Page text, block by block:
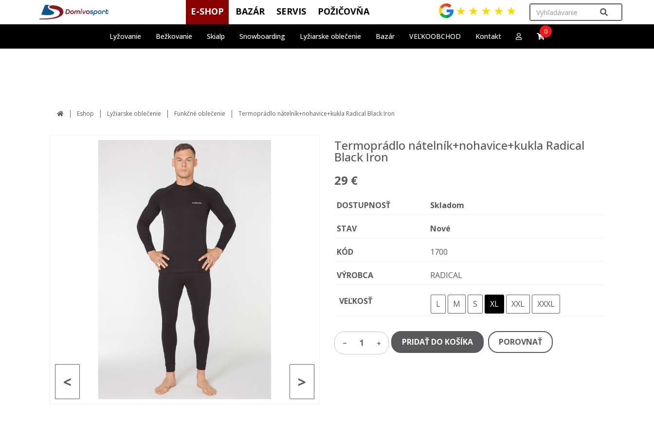
E-SHOP BAZÁR SERVIS POŽIČOVŇA ★ ★ ★ ★ ★
Lyžovanie Bežkovanie Skialp Snowboarding Lyžiarske oblečenie Bazár VEĽKOOBCHOD Kontakt
0
Eshop Lyžiarske oblečenie Funkčné oblečenie Termoprádlo nátelník+nohavice+kukla Radical Black Iron
>
<
Termoprádlo nátelník+nohavice+kukla Radical
Black Iron
29 €
DOSTUPNOSŤ Skladom
STAV Nové
KÓD 1700
VÝROBCA RADICAL
VEĽKOSŤ L M S XL XXL XXXL
1 PRIDAŤ DO KOŠÍKA POROVNAŤ